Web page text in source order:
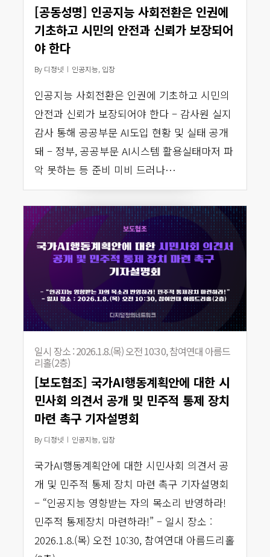
[공동성명] 인공지능 사회전환은 인권에
기초하고 시민의 안전과 신뢰가 보장되어
야 한다
By 디정넷 인공지능, 입장
인공지능 사회전환은 인권에 기초하고 시민의
안전과 신뢰가 보장되어야 한다 – 감사원 실지
감사 통해 공공부문 AI도입 현황 및 실태 공개
돼 – 정부, 공공부문 AI시스템 활용실태마저 파
악 못하는 등 준비 미비 드러나…
일시 장소 : 2026.1.8.(목) 오전 10:30, 참여연대 아름드
리홀(2층)
[보도협조] 국가AI행동계획안에 대한 시
민사회 의견서 공개 및 민주적 통제 장치
마련 촉구 기자설명회
By 디정넷 인공지능, 입장
국가AI행동계획안에 대한 시민사회 의견서 공
개 및 민주적 통제 장치 마련 촉구 기자설명회
– “인공지능 영향받는 자의 목소리 반영하라!
민주적 통제장치 마련하라!” – 일시 장소 :
2026.1.8.(목) 오전 10:30, 참여연대 아름드리홀